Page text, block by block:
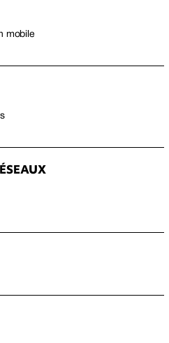
mobile